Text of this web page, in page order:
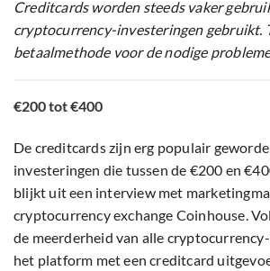
Creditcards worden steeds vaker
cryptocurrency-investeringen gebruikt.
betaalmethode voor de nodige
€200 tot €400
De creditcards zijn erg populair
investeringen die tussen de €200 en
blijkt uit een interview met
cryptocurrency exchange Coinhouse.
de meerderheid van alle
het platform met een creditcard